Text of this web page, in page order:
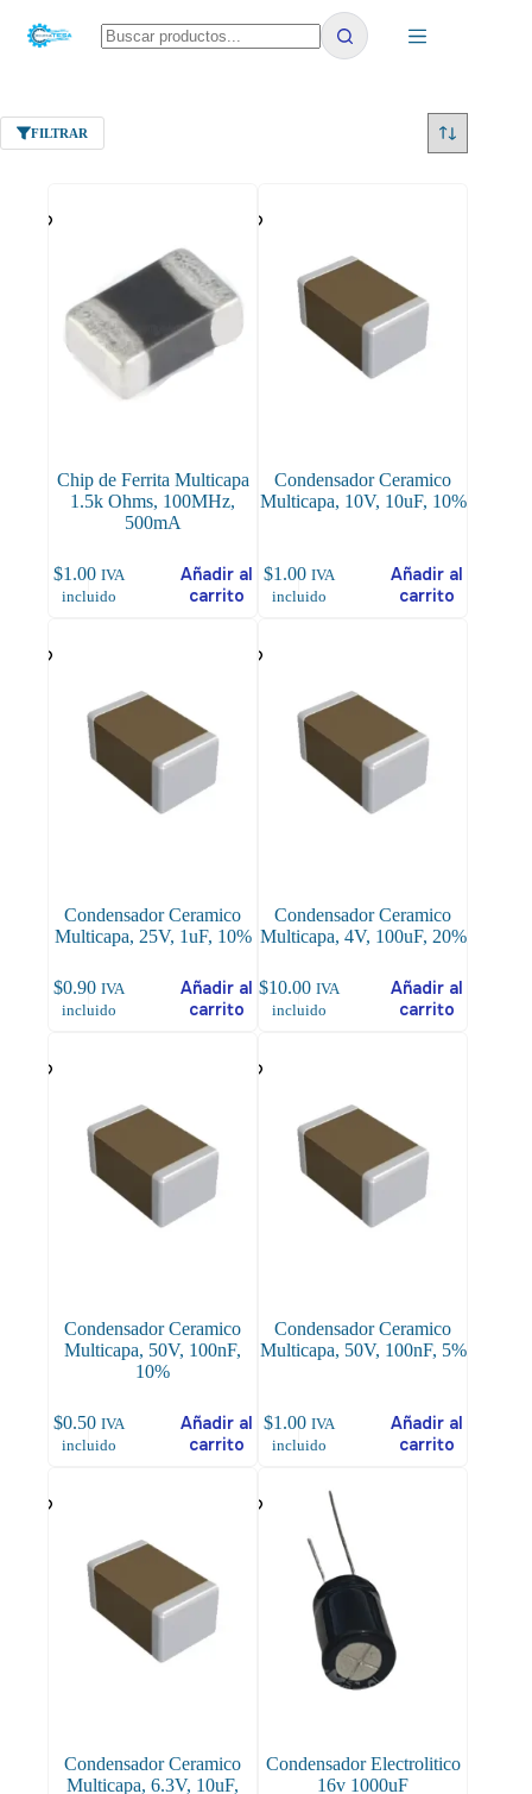
contenido
FILTRAR
Chip de Ferrita Multicapa
1.5k Ohms, 100MHz,
500mA
$1.00 IVA
incluido
Añadir al
carrito
Condensador Ceramico
Multicapa, 10V, 10uF, 10%
$1.00 IVA
incluido
Añadir al
carrito
Condensador Ceramico
Multicapa, 25V, 1uF, 10%
$0.90 IVA
incluido
Añadir al
carrito
Condensador Ceramico
Multicapa, 4V, 100uF, 20%
$10.00 IVA
incluido
Añadir al
carrito
Condensador Ceramico
Multicapa, 50V, 100nF,
10%
$0.50 IVA
incluido
Añadir al
carrito
Condensador Ceramico
Multicapa, 50V, 100nF, 5%
$1.00 IVA
incluido
Añadir al
carrito
Condensador Ceramico
Multicapa, 6.3V, 10uF,
Condensador Electrolitico
16v 1000uF